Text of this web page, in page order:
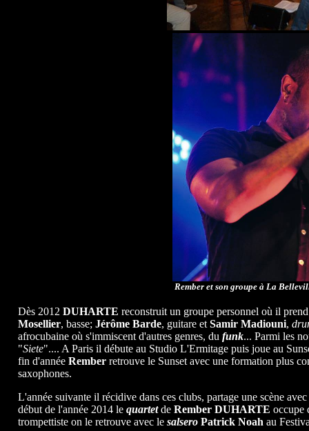
Rember et son groupe à La
Dès 2012 DUHARTE reconstruit un groupe personnel où il
Mosellier, basse; Jérôme Barde, guitare et Samir Madiouni,
afrocubaine où s'immiscent d'autres genres, du funk... Parmi les
"Siete".... A Paris il débute au Studio L'Ermitage puis joue au
fin d'année Remberretrouve le Sunset avec une formation plus
saxophones.
L'année suivante il récidive dans ces clubs, partage une scène
début de l'année 2014 le quartetde Rember DUHARTE occupe
trompettiste on le retrouve avec le salsero Patrick Noah au